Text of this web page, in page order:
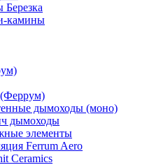
камины
дымоходы (моно)
дымоходы
элементы
Ferrum Aero
Ceramics